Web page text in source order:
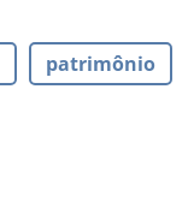
patrimônio